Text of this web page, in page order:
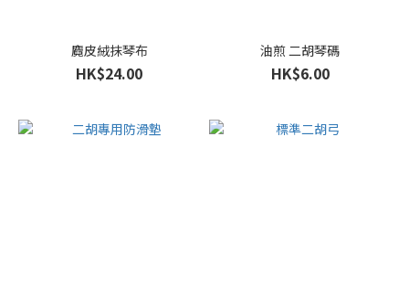
麑皮絨抹琴布
HK$24.00
油煎 二胡琴碼
HK$6.00